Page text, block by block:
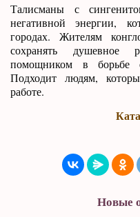
Талисманы с
негативной энергии,
городах. Жителям
сохранять душевное
помощником в борьбе
Подходит людям,
работе.
Новые